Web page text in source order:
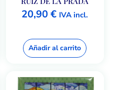
20,90€ IVA incl.
Añadir al carrito